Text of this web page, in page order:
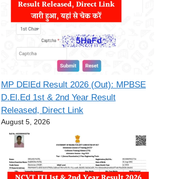
MP DElEd Result 2026 (Out): MPBSE
D.El.Ed 1st & 2nd Year Result
Released, Direct Link
August 5, 2026